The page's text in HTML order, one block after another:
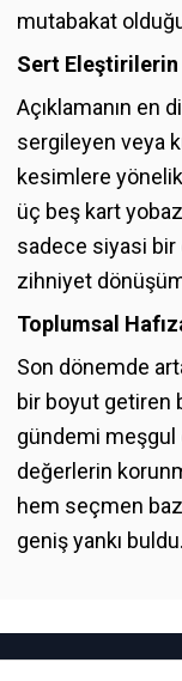
mutabakat olduğu
Sert Eleştirilerin
Açıklamanın en
sergileyen veya
kesimlere
üç beş kart
sadece siyasi bir
zihniyet
Toplumsal
Son dönemde
bir boyut getiren
gündemi meşgul
değerlerin
hem seçmen
geniş yankı buldu.